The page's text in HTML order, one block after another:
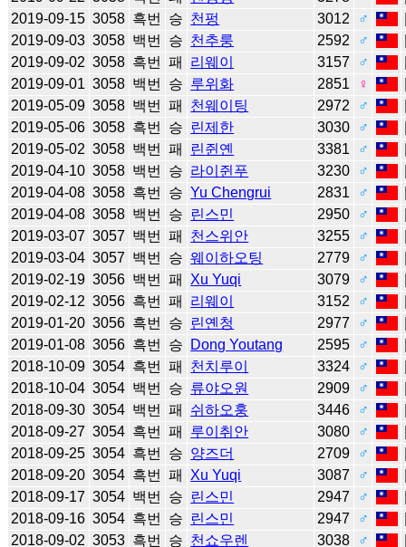
2019-09-15 3058 흑번 승 천펑 3012 ♂
2019-09-03 3058 백번 승 천추룽 2592 ♂
2019-09-02 3058 흑번 패 리웨이 3157 ♂
2019-09-01 3058 백번 승 루위화 2851 ♀
2019-05-09 3058 백번 패 천웨이팅 2972 ♂
2019-05-06 3058 흑번 승 린제한 3030 ♂
2019-05-02 3058 백번 패 린쥔옌 3381 ♂
2019-04-10 3058 백번 승 라이쥔푸 3230 ♂
2019-04-08 3058 흑번 승 Yu Chengrui 2831 ♂
2019-04-08 3058 백번 승 린스민 2950 ♂
2019-03-07 3057 백번 패 천스위안 3255 ♂
2019-03-04 3057 백번 승 웨이하오팅 2779 ♂
2019-02-19 3056 백번 패 Xu Yuqi 3079 ♂
2019-02-12 3056 흑번 패 리웨이 3152 ♂
2019-01-20 3056 흑번 승 린옌청 2977 ♂
2019-01-08 3056 흑번 승 Dong Youtang 2595 ♂
2018-10-09 3054 흑번 패 천치루이 3324 ♂
2018-10-04 3054 백번 승 류야오원 2909 ♂
2018-09-30 3054 백번 패 쉬하오훙 3446 ♂
2018-09-27 3054 흑번 패 루이취안 3080 ♂
2018-09-25 3054 흑번 승 양즈더 2709 ♂
2018-09-20 3054 흑번 패 Xu Yuqi 3087 ♂
2018-09-17 3054 백번 승 린스민 2947 ♂
2018-09-16 3054 흑번 승 린스민 2947 ♂
2018-09-02 3053 흑번 승 천쇼우렌 3038 ♂